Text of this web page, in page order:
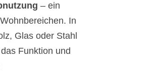
– ein
In
Glas oder Stahl
Funktion und